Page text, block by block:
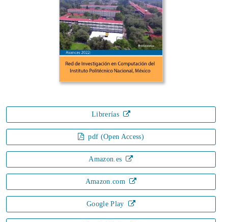
Librerías
pdf (Open Access)
Amazon.es
Amazon.com
Google Play